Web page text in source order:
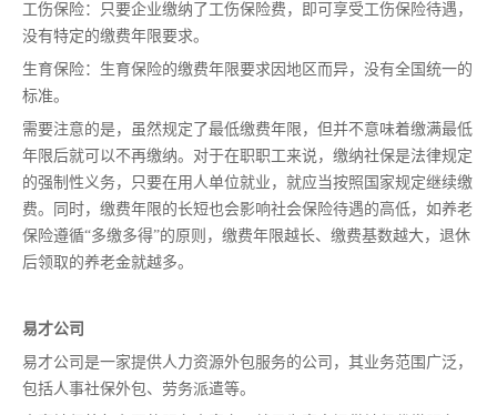
工伤保险：只要企业缴纳了工伤保险费，即可享受工伤保险待遇，
没有特定的缴费年限要求。
生育保险：生育保险的缴费年限要求因地区而异，没有全国统一的
标准。
需要注意的是，虽然规定了最低缴费年限，但并不意味着缴满最低
年限后就可以不再缴纳。对于在职职工来说，缴纳社保是法律规定
的强制性义务，只要在用人单位就业，就应当按照国家规定继续缴
费。同时，缴费年限的长短也会影响社会保险待遇的高低，如养老
保险遵循“多缴多得”的原则，缴费年限越长、缴费基数越大，退休
后领取的养老金就越多。
易才公司
易才公司是一家提供人力资源外包服务的公司，其业务范围广泛，
包括人事社保外包、劳务派遣等。